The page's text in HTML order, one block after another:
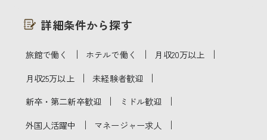
詳細条件から探す
旅館で働く ｜ ホテルで働く ｜ 月収20万以上 ｜
月収25万以上 ｜ 未経験者歓迎 ｜
新卒・第二新卒歓迎 ｜ ミドル歓迎 ｜
外国人活躍中 ｜ マネージャー求人 ｜